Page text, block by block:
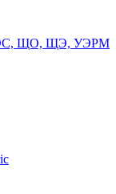
ШЭС, ЩО, ЩЭ, УЭРМ